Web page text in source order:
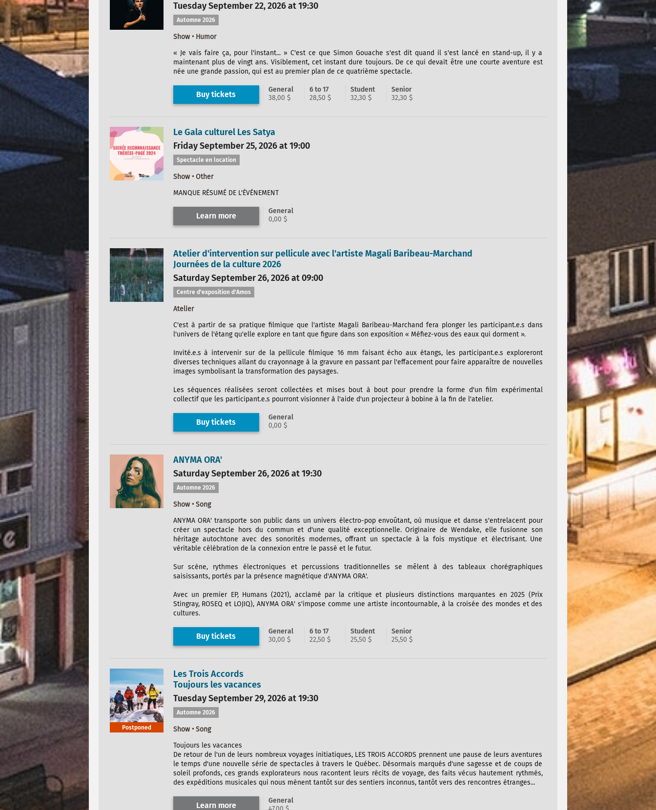
Tuesday September 22, 2026 at 19:30
Automne 2026
Show • Humor
« Je vais faire ça, pour l'instant... » C'est ce que Simon Gouache s'est dit quand il s'est lancé en stand-up, il y a
maintenant plus de vingt ans. Visiblement, cet instant dure toujours. De ce qui devait être une courte aventure est
née une grande passion, qui est au premier plan de ce quatrième spectacle.
Buy tickets
General
38,00 $
6 to 17
28,50 $
Student
32,30 $
Senior
32,30 $
Le Gala culturel Les Satya
Friday September 25, 2026 at 19:00
Spectacle en location
Show • Other
MANQUE RÉSUMÉ DE L'ÉVÉNEMENT
Learn more
General
0,00 $
Atelier d'intervention sur pellicule avec l'artiste Magali Baribeau-Marchand
Journées de la culture 2026
Saturday September 26, 2026 at 09:00
Centre d'exposition d'Amos
Atelier
C'est à partir de sa pratique filmique que l'artiste Magali Baribeau-Marchand fera plonger les participant.e.s dans
l'univers de l'étang qu'elle explore en tant que figure dans son exposition « Méfiez-vous des eaux qui dorment ».
Invité.e.s à intervenir sur de la pellicule filmique 16 mm faisant écho aux étangs, les participant.e.s exploreront
diverses techniques allant du crayonnage à la gravure en passant par l'effacement pour faire apparaître de nouvelles
images symbolisant la transformation des paysages.
Les séquences réalisées seront collectées et mises bout à bout pour prendre la forme d'un film expérimental
collectif que les participant.e.s pourront visionner à l'aide d'un projecteur à bobine à la fin de l'atelier.
Buy tickets
General
0,00 $
ANYMA ORA'
Saturday September 26, 2026 at 19:30
Automne 2026
Show • Song
ANYMA ORA' transporte son public dans un univers électro-pop envoûtant, où musique et danse s'entrelacent pour
créer un spectacle hors du commun et d'une qualité exceptionnelle. Originaire de Wendake, elle fusionne son
héritage autochtone avec des sonorités modernes, offrant un spectacle à la fois mystique et électrisant. Une
véritable célébration de la connexion entre le passé et le futur.
Sur scène, rythmes électroniques et percussions traditionnelles se mêlent à des tableaux chorégraphiques
saisissants, portés par la présence magnétique d'ANYMA ORA'.
Avec un premier EP, Humans (2021), acclamé par la critique et plusieurs distinctions marquantes en 2025 (Prix
Stingray, ROSEQ et LOJIQ), ANYMA ORA' s'impose comme une artiste incontournable, à la croisée des mondes et des
cultures.
Buy tickets
General
30,00 $
6 to 17
22,50 $
Student
25,50 $
Senior
25,50 $
Postponed
Les Trois Accords
Toujours les vacances
Tuesday September 29, 2026 at 19:30
Automne 2026
Show • Song
Toujours les vacances
De retour de l'un de leurs nombreux voyages initiatiques, LES TROIS ACCORDS prennent une pause de leurs aventures
le temps d'une nouvelle série de spectacles à travers le Québec. Désormais marqués d'une sagesse et de coups de
soleil profonds, ces grands explorateurs nous racontent leurs récits de voyage, des faits vécus hautement rythmés,
des expéditions musicales qui nous mènent tantôt sur des sentiers inconnus, tantôt vers des rencontres étranges...
Learn more
General